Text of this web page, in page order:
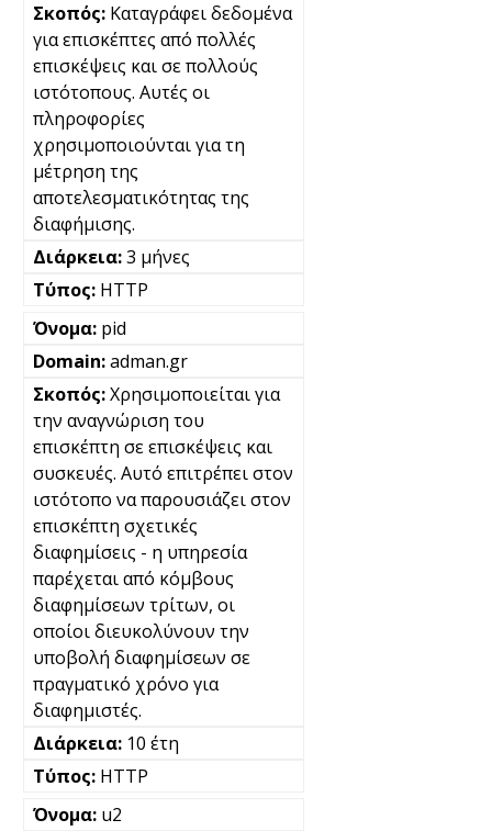
Καταγράφει δεδομένα
για επισκέπτες από πολλές
επισκέψεις και σε πολλούς
ιστότοπους. Αυτές οι
πληροφορίες
χρησιμοποιούνται για τη
μέτρηση της
αποτελεσματικότητας της
διαφήμισης.
3 μήνες
HTTP
pid
adman.gr
Χρησιμοποιείται για
την αναγνώριση του
επισκέπτη σε επισκέψεις και
συσκευές. Αυτό επιτρέπει στον
ιστότοπο να παρουσιάζει στον
επισκέπτη σχετικές
διαφημίσεις - η υπηρεσία
παρέχεται από κόμβους
διαφημίσεων τρίτων, οι
οποίοι διευκολύνουν την
υποβολή διαφημίσεων σε
πραγματικό χρόνο για
διαφημιστές.
10 έτη
HTTP
u2